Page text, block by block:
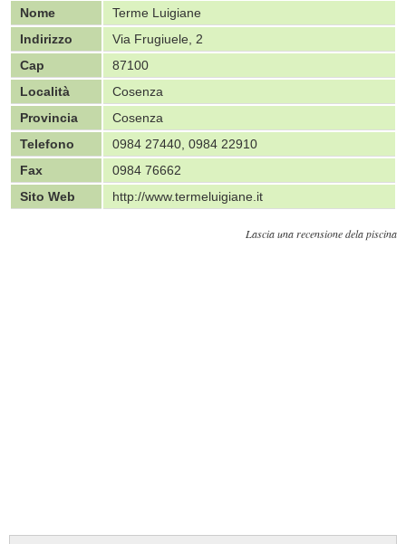
Nome
Terme Luigiane
Indirizzo
Via Frugiuele, 2
Cap
87100
Località
Cosenza
Provincia
Cosenza
Telefono
0984 27440, 0984 22910
Fax
0984 76662
Sito Web
http://www.termeluigiane.it
Lascia una recensione dela piscina